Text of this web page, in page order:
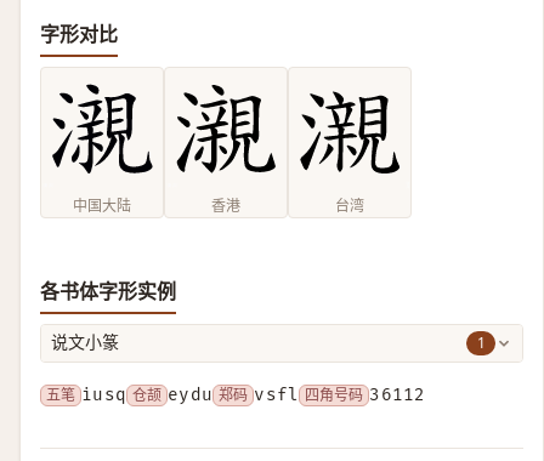
字形对比
中国大陆 香港 台湾
各书体字形实例
说文小篆 1
五笔 iusq 仓颉 eydu 郑码 vsfl 四角号码 36112